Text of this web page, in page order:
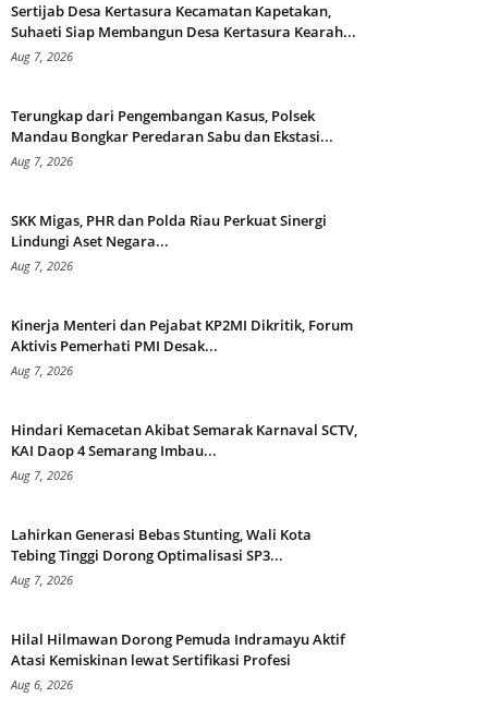
Sertijab Desa Kertasura Kecamatan Kapetakan,
Suhaeti Siap Membangun Desa Kertasura Kearah...
Aug 7, 2026
Terungkap dari Pengembangan Kasus, Polsek
Mandau Bongkar Peredaran Sabu dan Ekstasi...
Aug 7, 2026
SKK Migas, PHR dan Polda Riau Perkuat Sinergi
Lindungi Aset Negara...
Aug 7, 2026
Kinerja Menteri dan Pejabat KP2MI Dikritik, Forum
Aktivis Pemerhati PMI Desak...
Aug 7, 2026
Hindari Kemacetan Akibat Semarak Karnaval SCTV,
KAI Daop 4 Semarang Imbau...
Aug 7, 2026
Lahirkan Generasi Bebas Stunting, Wali Kota
Tebing Tinggi Dorong Optimalisasi SP3...
Aug 7, 2026
Hilal Hilmawan Dorong Pemuda Indramayu Aktif
Atasi Kemiskinan lewat Sertifikasi Profesi
Aug 6, 2026